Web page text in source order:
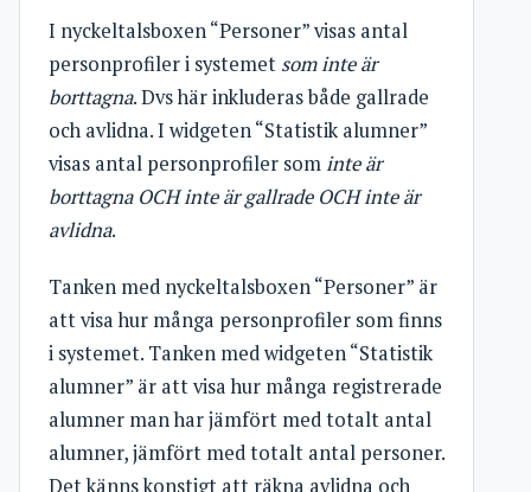
I nyckeltalsboxen “Personer” visas antal
personprofiler i systemet som inte är
borttagna. Dvs här inkluderas både gallrade
och avlidna. I widgeten “Statistik alumner”
visas antal personprofiler sominte är
borttagna OCH inte är gallrade OCH inte är
avlidna.
Tanken med nyckeltalsboxen “Personer” är
att visa hur många personprofiler som finns
i systemet. Tanken med widgeten “Statistik
alumner” är att visa hur många registrerade
alumner man har jämfört med totalt antal
alumner, jämfört med totalt antal personer.
Det känns konstigt att räkna avlidna och